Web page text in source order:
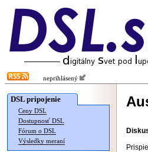
neprihlásený
DSL pripojenie
Ceny DSL
Dostupnosť DSL
Fórum o DSL
Výsledky meraní